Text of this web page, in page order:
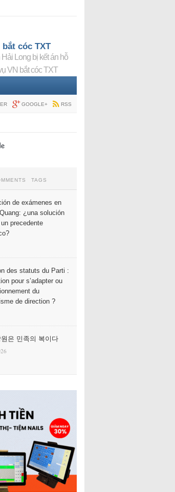
cóc TXT
Long bị kết án hỗ
VN bắt cóc TXT
GOOGLE+ RSS
TAGS
de exámenes en
¿una solución
precedente
des statuts du Parti :
pour s’adapter ou
du
de direction ?
은 민족의 복이다